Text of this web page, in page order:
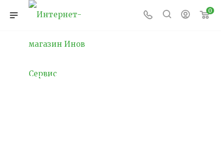
0
под ключ с учетом